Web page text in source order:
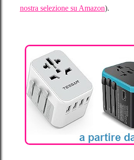
nostra selezione su Amazon).